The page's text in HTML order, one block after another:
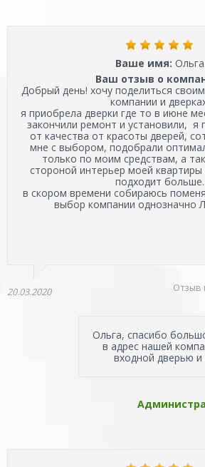
Ваше имя: Ольга
Ваш отзыв о
Добрый день! хочу поделиться
компании и
я приобрела дверки где то в июне
закончили ремонт и установили, я
от качества от красоты дверей,
мне с выбором, подобрали
только по моим средствам, а
стороной интерьер моей квартиры
подходит больше.
в скором времени собираюсь
выбор компании однозначно
20.03.2020 Отзыв
Ольга, спасибо
в адрес нашей
входной дверью и